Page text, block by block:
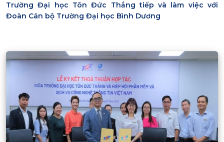
Trường Đại học Tôn Đức Thắng tiếp và làm việc với
Đoàn Cán bộ Trường Đại học Bình Dương